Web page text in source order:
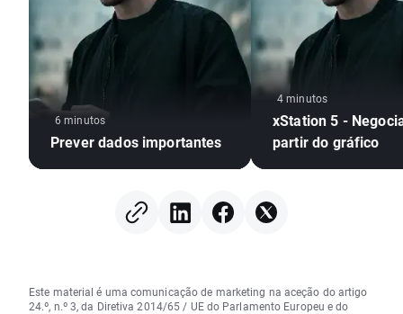
6 minutos
Prever dados importantes
4 minutos
xStation 5 -
partir do gráfico
Este material é uma comunicação de marketing na aceção do artigo
24.º, n.º 3, da Diretiva 2014/65 / UE do Parlamento Europeu e do